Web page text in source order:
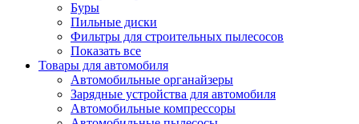
Буры
Пильные диски
Фильтры для строительных пылесосов
Показать все
Товары для автомобиля
Автомобильные органайзеры
Зарядные устройства для автомобиля
Автомобильные компрессоры